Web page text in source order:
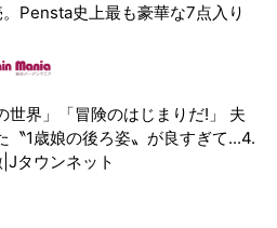
Pensta史上最も豪華な7点入り
世界」「冒険のはじまりだ!」 夫
〝1歳娘の後ろ姿〟が良すぎて...4.
タウンネット